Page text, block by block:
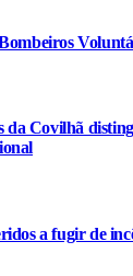
da Covilhã
a fugir de